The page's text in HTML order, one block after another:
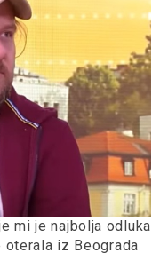
mi je najbolja odluka
iz Beograda